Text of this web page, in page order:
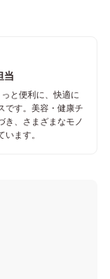
当
と便利に、快適に
です。美容・健康チ
き、さまざまなモノ
ます。